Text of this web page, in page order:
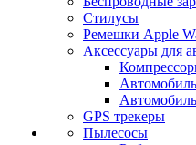
Стилусы
Ремешки Apple
Аксессуары для
GPS трекеры
Пылесосы